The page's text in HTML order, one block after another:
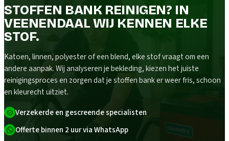
STOFFEN BANK REINIGEN? IN
VEENENDAAL WIJ KENNEN ELKE
STOF.
Katoen, linnen, polyester of een blend, elke stof vraagt om een
andere aanpak. Wij analyseren je bekleding, kiezen het juiste
reinigingsproces en zorgen dat je stoffen bank er weer fris, schoon
en kleurecht uitziet.
Verzekerde en gescreende specialisten
Offerte binnen 2 uur via WhatsApp